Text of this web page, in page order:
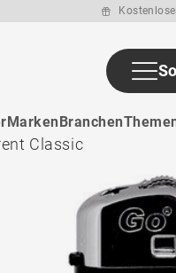
MarkenBranchen
Classic